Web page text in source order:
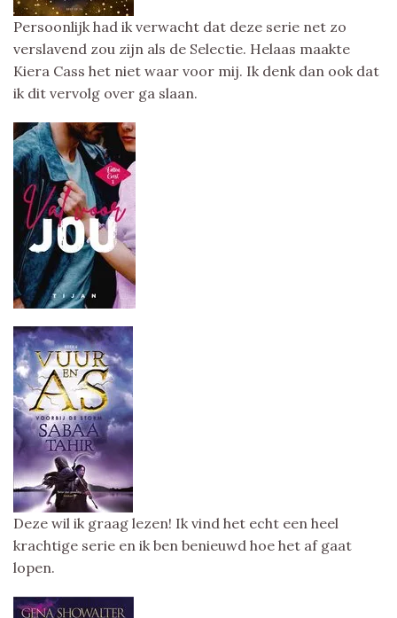
Persoonlijk had ik verwacht dat deze serie net zo
verslavend zou zijn als de Selectie. Helaas maakte
Kiera Cass het niet waar voor mij. Ik denk dan ook dat
ik dit vervolg over ga slaan.
Deze wil ik graag lezen! Ik vind het echt een heel
krachtige serie en ik ben benieuwd hoe het af gaat
lopen.